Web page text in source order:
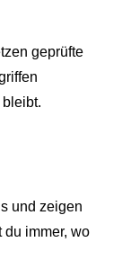
geprüfte
und zeigen
immer, wo